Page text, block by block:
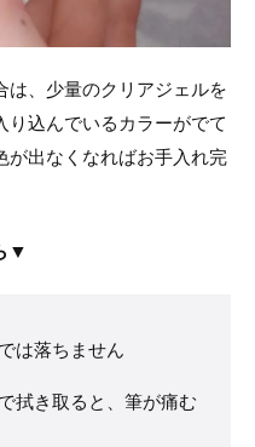
は、少量のクリアジェルを
り込んでいるカラーがでて
が出なくなればお手入れ完
▼
は落ちません
拭き取ると、筆が痛む